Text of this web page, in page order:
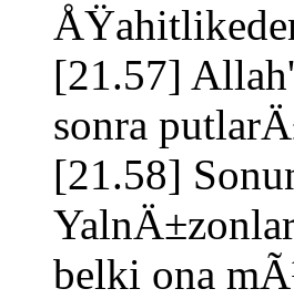
[21.57]
sonra
[21.58]
belki ona